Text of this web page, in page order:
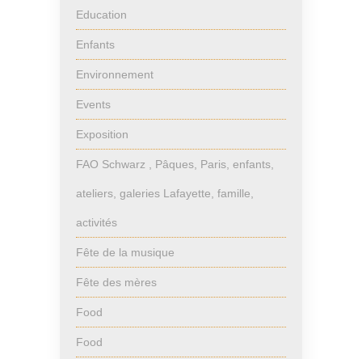
Education
Enfants
Environnement
Events
Exposition
FAO Schwarz , Pâques, Paris, enfants,
ateliers, galeries Lafayette, famille,
activités
Fête de la musique
Fête des mères
Food
Food